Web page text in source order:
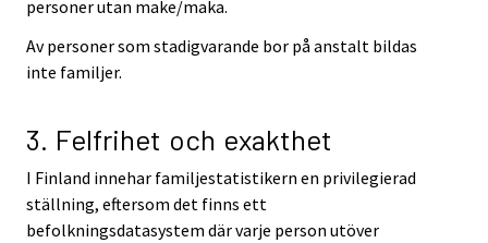
personer utan make/maka.
Av personer som stadigvarande bor på anstalt bildas
inte familjer.
3. Felfrihet och exakthet
I Finland innehar familjestatistikern en privilegierad
ställning, eftersom det finns ett
befolkningsdatasystem där varje person utöver